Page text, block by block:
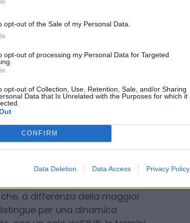
opt-out of the Sale of my Personal Data.
opt-out of processing my Personal Data for Targeted
opt-out of Collection, Use, Retention, Sale, and/or Sharing
Data that Is Unrelated with the Purposes for which it
CONFIRM
Data Deletion Data Access Privacy Policy
che l’andamento
1973 e il 1984, è cresciuta al
nel decennio pre-covid
contenuti. La tendenza di
costo della vita nel tempo: è
degli ultimi 77 anni si sia
volta nel 2020 (-0,3%).
I pensionati con assegni
quattro volte il trattamento
annuale pari al 100%.
scende al 90% (tra le
minimo) e al 75% (oltre le
al mese). Per i lavoratori,
all’inflazione non è garantito.
dei salari reali dell’1% tra il